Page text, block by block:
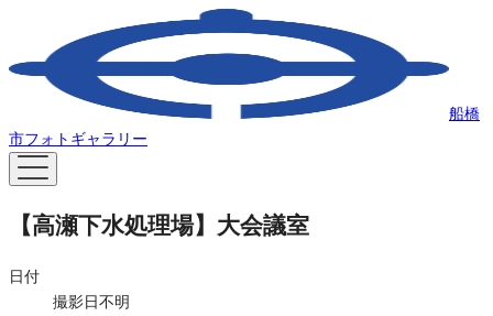
船橋
市フォトギャラリー
【高瀬下水処理場】大会議室
日付
撮影日不明